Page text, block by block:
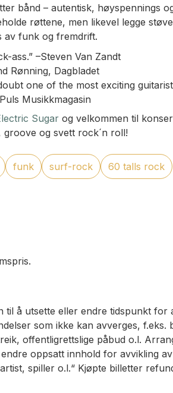
bånd – autentisk, høyspennings
røttene, men likevel legge
av funk og fremdrift.
ass.” –Steven Van Zandt
Rønning, Dagbladet
one of the most exciting
Musikkmagasin
Sugar og velkommen til
og svett rock´n roll!
funk surf-rock 60 talls rock
til å utsette eller endre tidspunkt for
som ikke kan avverges, f.eks.
offentligrettslige påbud o.l.
oppsatt innhold for avvikling av
spiller o.l.“ Kjøpte billetter